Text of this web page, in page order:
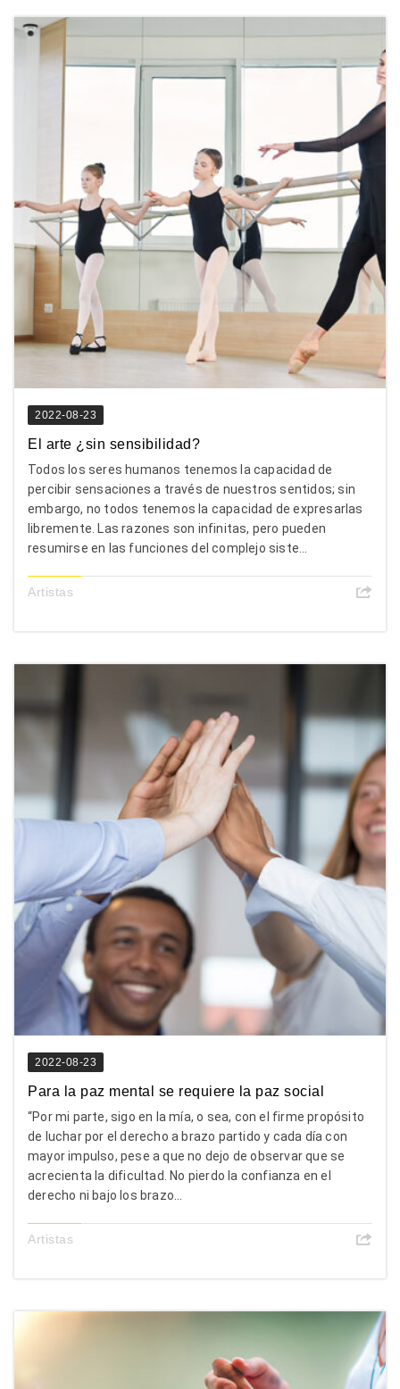
2022-08-23
El arte ¿sin sensibilidad?
Todos los seres humanos tenemos la capacidad de
percibir sensaciones a través de nuestros sentidos; sin
embargo, no todos tenemos la capacidad de expresarlas
libremente. Las razones son infinitas, pero pueden
resumirse en las funciones del complejo siste...
Artistas
2022-08-23
Para la paz mental se requiere la paz social
“Por mi parte, sigo en la mía, o sea, con el firme propósito
de luchar por el derecho a brazo partido y cada día con
mayor impulso, pese a que no dejo de observar que se
acrecienta la dificultad. No pierdo la confianza en el
derecho ni bajo los brazo...
Artistas